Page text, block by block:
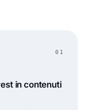
01
in contenuti